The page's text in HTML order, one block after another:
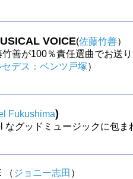
VOICE(佐藤竹善）
善が100％責任選曲でお送
デス：ベンツ戸塚）
Fukushima)
なグッドミュージックに包ま
（ ジョニー志田 ）